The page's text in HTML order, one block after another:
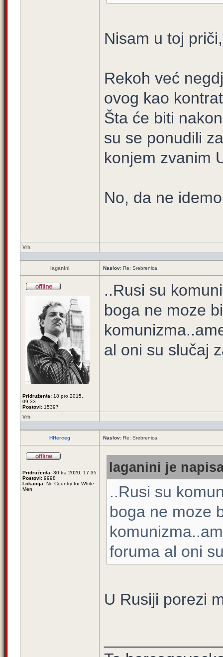
Nisam u toj
Rekoh već
ovog kao
Šta će biti
su se ponudili
konjem zvanim
No, da ne
Vrh
laganini Naslov: Re: Srebrenica
Pridružen/a: 18 pro 2015,
09:33
Postovi: 15397
..Rusi su
boga ne moze
al oni su slučaj
Vrh
HHerceg Naslov: Re: Srebrenica
Pridružen/a: 30 tra 2020, 17:35
Postovi: 9998
Lokacija: No Country for White
Men
laganini je
..Rusi su
boga ne moze
foruma al oni
U Rusiji porezi